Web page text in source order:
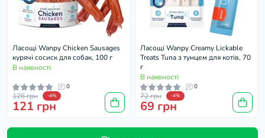
Ласощі Wanpy Chicken Sausages
курячі сосиск для собак, 100 г
В наявності
0
126 грн -4%
121 грн
Ласощі Wanpy Creamy Lickable
Treats Tuna з тунцем для котів, 70
г
В наявності
0
72 грн -4%
69 грн